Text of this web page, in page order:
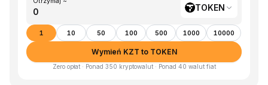
TOKEN
1 10 50 100 500 1000 10000
Wymień KZT to TOKEN
Zero opłat · Ponad 350 kryptowalut · Ponad 40 walut fiat